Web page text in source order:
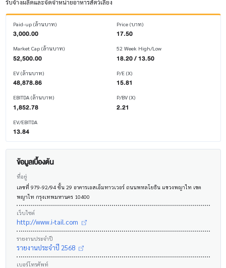
รับจ้างผลิตและจัดจำหน่ายอาหารสัตว์เลี้ยง
Paid-up (ล้านบาท)
3,000.00
Market Cap (ล้านบาท)
52,500.00
EV (ล้านบาท)
48,878.86
EBITDA (ล้านบาท)
1,852.78
EV/EBITDA
13.84
Price (บาท)
17.50
52 Week High/Low
18.20 / 13.50
P/E (X)
15.81
P/BV (X)
2.21
ข้อมูลเบื้องต้น
ที่อยู่
เลขที่ 979-92/94 ชั้น 29 อาคารเอสเอ็มทาวเวอร์ ถนนพหลโยธิน แขวงพญาไท เขต
พญาไท กรุงเทพมหานคร 10400
เว็บไซต์
http://www.i-tail.com
รายงานประจำปี
รายงานประจำปี 2568
เบอร์โทรศัพท์